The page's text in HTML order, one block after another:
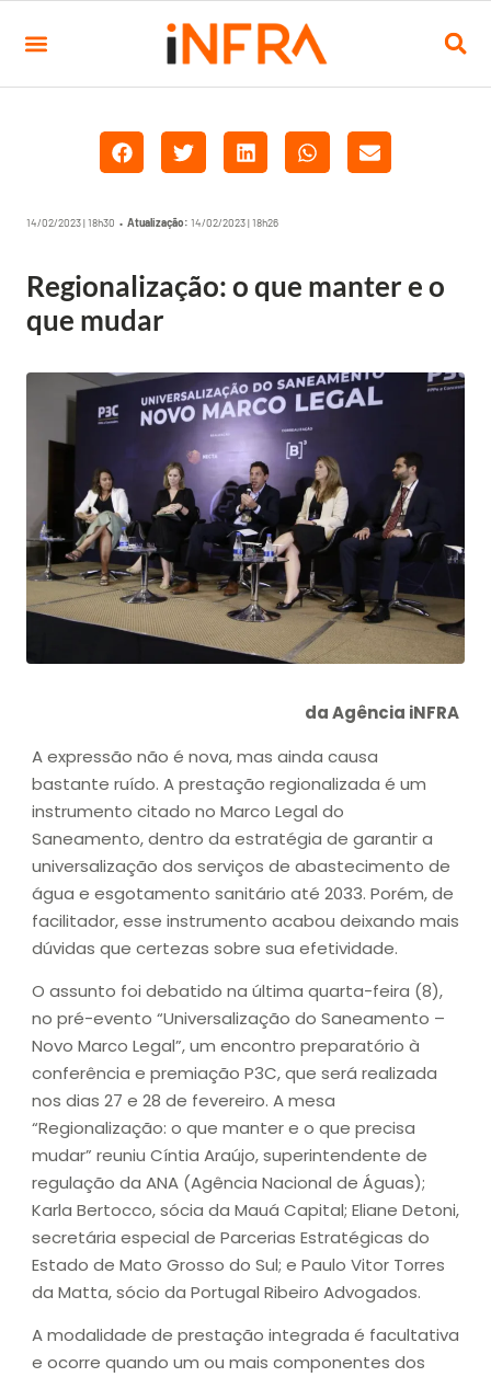
14/02/2023 | 18h30 • Atualização: 14/02/2023 | 18h26
Regionalização: o que manter e o
que mudar
da Agência iNFRA
A expressão não é nova, mas ainda causa
bastante ruído. A prestação regionalizada é um
instrumento citado no Marco Legal do
Saneamento, dentro da estratégia de garantir a
universalização dos serviços de abastecimento de
água e esgotamento sanitário até 2033. Porém, de
facilitador, esse instrumento acabou deixando mais
dúvidas que certezas sobre sua efetividade.
O assunto foi debatido na última quarta-feira (8),
no pré-evento “Universalização do Saneamento –
Novo Marco Legal”, um encontro preparatório à
conferência e premiação P3C, que será realizada
nos dias 27 e 28 de fevereiro. A mesa
“Regionalização: o que manter e o que precisa
mudar” reuniu Cíntia Araújo, superintendente de
regulação da ANA (Agência Nacional de Águas);
Karla Bertocco, sócia da Mauá Capital; Eliane Detoni,
secretária especial de Parcerias Estratégicas do
Estado de Mato Grosso do Sul; e Paulo Vitor Torres
da Matta, sócio da Portugal Ribeiro Advogados.
A modalidade de prestação integrada é facultativa
e ocorre quando um ou mais componentes dos